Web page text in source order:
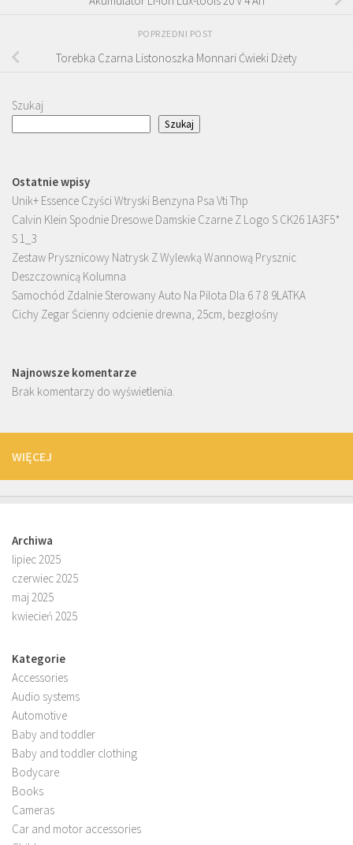
POPRZEDNI POST
Torebka Czarna Listonoszka Monnari Ćwieki Dżety
Szukaj
Szukaj
Ostatnie wpisy
Unik+ Essence Czyści Wtryski Benzyna Psa Vti Thp
Calvin Klein Spodnie Dresowe Damskie Czarne Z Logo S CK26 1A3F5*
S 1_3
Zestaw Prysznicowy Natrysk Z Wylewką Wannową Prysznic
Deszczownicą Kolumna
Samochód Zdalnie Sterowany Auto Na Pilota Dla 6 7 8 9LATKA
Cichy Zegar Ścienny odcienie drewna, 25cm, bezgłośny
Najnowsze komentarze
Brak komentarzy do wyświetlenia.
WIĘCEJ
Archiwa
lipiec 2025
czerwiec 2025
maj 2025
kwiecień 2025
Kategorie
Accessories
Audio systems
Automotive
Baby and toddler
Baby and toddler clothing
Bodycare
Books
Cameras
Car and motor accessories